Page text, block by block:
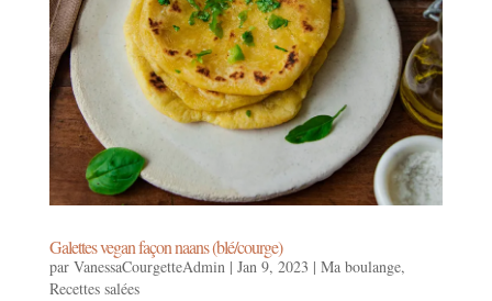
Galettes vegan façon naans (blé/courge)
par VanessaCourgetteAdmin| Jan 9, 2023 | Ma boulange,
Recettes salées